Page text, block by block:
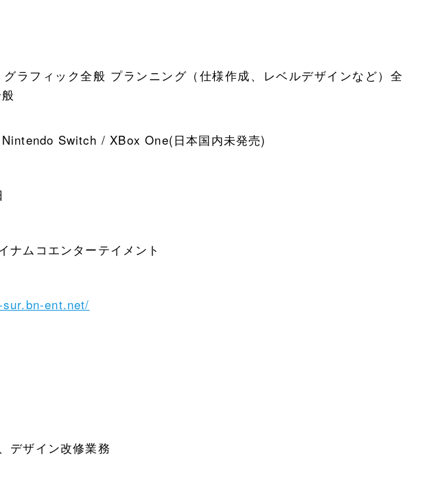
ラフィック全般 プランニング（仕様作成、レベルデザインなど）全
Switch / XBox One(日本国内未発売)
ナムコエンターテイメント
ent.net/
デザイン改修業務